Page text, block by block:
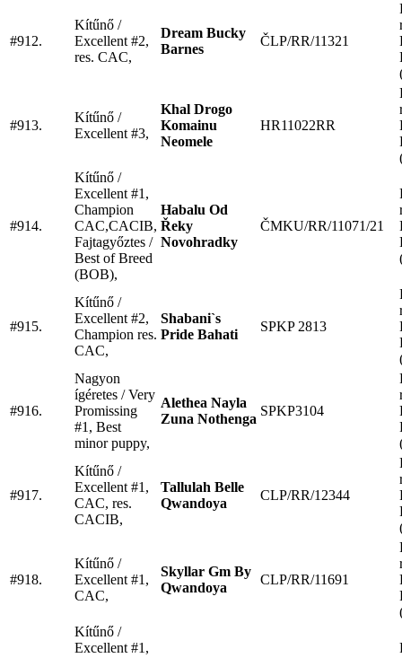
#912.
Kítűnő /
Excellent #2,
res. CAC,
Dream Bucky
Barnes
ČLP/RR/11321
#913.
Kítűnő /
Excellent #3,
Khal Drogo
Komainu
Neomele
HR11022RR
#914.
Kítűnő /
Excellent #1,
Champion
CAC,CACIB,
Fajtagyőztes /
Best of Breed
(BOB),
Habalu Od
Řeky
Novohradky
ČMKU/RR/11071/21
#915.
Kítűnő /
Excellent #2,
Champion res.
CAC,
Shabani`s
Pride Bahati
SPKP 2813
#916.
Nagyon
ígéretes / Very
Promissing
#1, Best
minor puppy,
Alethea Nayla
Zuna Nothenga
SPKP3104
#917.
Kítűnő /
Excellent #1,
CAC, res.
CACIB,
Tallulah Belle
Qwandoya
CLP/RR/12344
#918.
Kítűnő /
Excellent #1,
CAC,
Skyllar Gm By
Qwandoya
CLP/RR/11691
Kítűnő /
Excellent #1,